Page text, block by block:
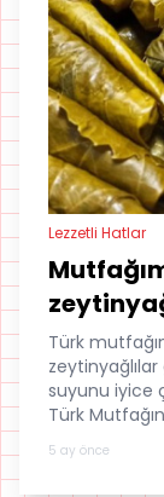
Lezzetli Hatlar
Türk
suyunu iyice
Türk
hangi
5 ay önce